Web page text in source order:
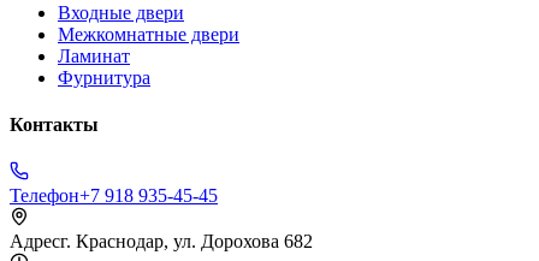
Входные двери
Межкомнатные двери
Ламинат
Фурнитура
Контакты
Телефон+7 918 935-45-45
Адресг. Краснодар, ул. Дорохова 682